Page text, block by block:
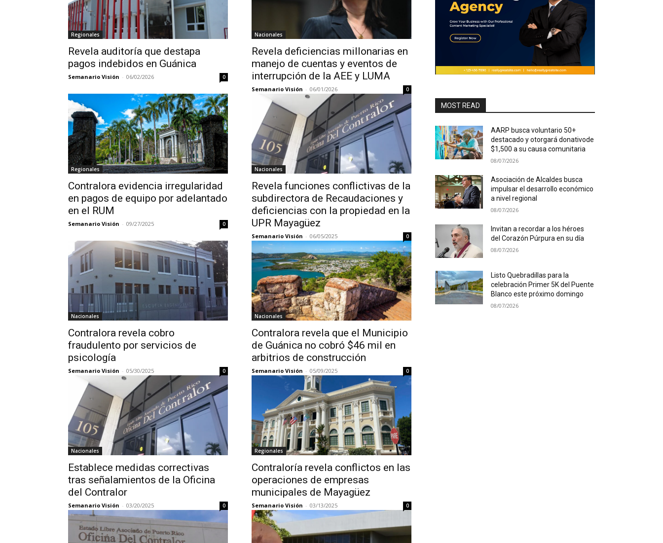
Regionales
Revela auditoría que destapa
pagos indebidos en Guánica
Semanario Visión - 06/02/2026 0
Nacionales
Revela deficiencias millonarias en
manejo de cuentas y eventos de
interrupción de la AEE y LUMA
Semanario Visión - 06/01/2026 0
Regionales
Contralora evidencia irregularidad
en pagos de equipo por adelantado
en el RUM
Semanario Visión - 09/27/2025 0
Nacionales
Revela funciones conflictivas de la
subdirectora de Recaudaciones y
deficiencias con la propiedad en la
UPR Mayagüez
Semanario Visión - 06/05/2025 0
Nacionales
Contralora revela cobro
fraudulento por servicios de
psicología
Semanario Visión - 05/30/2025 0
Nacionales
Contralora revela que el Municipio
de Guánica no cobró $46 mil en
arbitrios de construcción
Semanario Visión - 05/09/2025 0
Nacionales
Establece medidas correctivas
tras señalamientos de la Oficina
del Contralor
Semanario Visión - 03/20/2025 0
Regionales
Contraloría revela conflictos en las
operaciones de empresas
municipales de Mayagüez
Semanario Visión - 03/13/2025 0
MOST READ
AARP busca voluntario 50+
destacado y otorgará donativode
$1,500 a su causa comunitaria
08/07/2026
Asociación de Alcaldes busca
impulsar el desarrollo económico
a nivel regional
08/07/2026
Invitan a recordar a los héroes
del Corazón Púrpura en su día
08/07/2026
Listo Quebradillas para la
celebración Primer 5K del Puente
Blanco este próximo domingo
08/07/2026